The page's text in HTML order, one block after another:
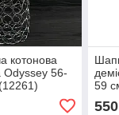
котонова
Odyssey 56-
59
550